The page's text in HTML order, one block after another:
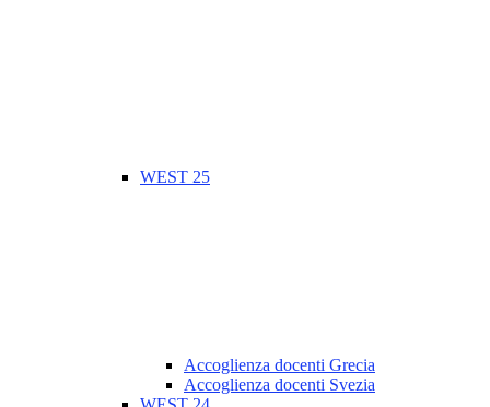
WEST 25
Accoglienza docenti Grecia
Accoglienza docenti Svezia